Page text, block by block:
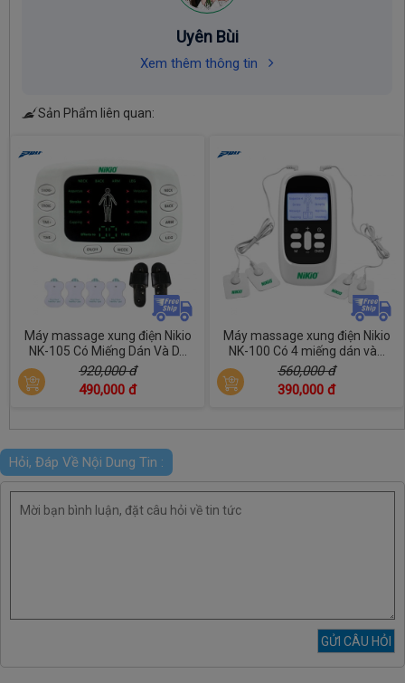
Uyên Bùi
Xem thêm thông tin
Sản Phẩm liên quan:
Máy massage xung điện Nikio
NK-105 Có Miếng Dán Và D...
920,000 đ
490,000 đ
Máy massage xung điện Nikio
NK-100 Có 4 miếng dán và...
560,000 đ
390,000 đ
Hỏi, Đáp Về Nội Dung Tin :